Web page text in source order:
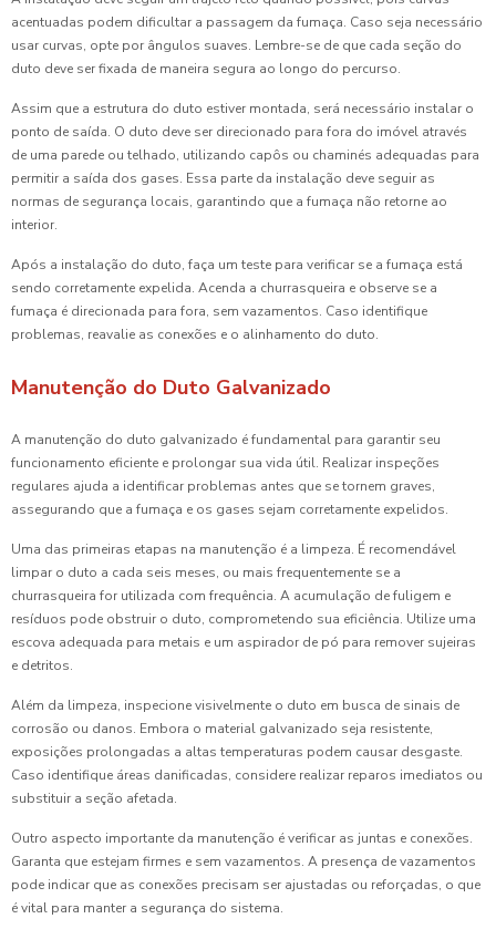
acentuadas podem dificultar a passagem da fumaça. Caso seja necessário
usar curvas, opte por ângulos suaves. Lembre-se de que cada seção do
duto deve ser fixada de maneira segura ao longo do percurso.
Assim que a estrutura do duto estiver montada, será necessário instalar o
ponto de saída. O duto deve ser direcionado para fora do imóvel através
de uma parede ou telhado, utilizando capôs ou chaminés adequadas para
permitir a saída dos gases. Essa parte da instalação deve seguir as
normas de segurança locais, garantindo que a fumaça não retorne ao
interior.
Após a instalação do duto, faça um teste para verificar se a fumaça está
sendo corretamente expelida. Acenda a churrasqueira e observe se a
fumaça é direcionada para fora, sem vazamentos. Caso identifique
problemas, reavalie as conexões e o alinhamento do duto.
Manutenção do Duto Galvanizado
A manutenção do duto galvanizado é fundamental para garantir seu
funcionamento eficiente e prolongar sua vida útil. Realizar inspeções
regulares ajuda a identificar problemas antes que se tornem graves,
assegurando que a fumaça e os gases sejam corretamente expelidos.
Uma das primeiras etapas na manutenção é a limpeza. É recomendável
limpar o duto a cada seis meses, ou mais frequentemente se a
churrasqueira for utilizada com frequência. A acumulação de fuligem e
resíduos pode obstruir o duto, comprometendo sua eficiência. Utilize uma
escova adequada para metais e um aspirador de pó para remover sujeiras
e detritos.
Além da limpeza, inspecione visivelmente o duto em busca de sinais de
corrosão ou danos. Embora o material galvanizado seja resistente,
exposições prolongadas a altas temperaturas podem causar desgaste.
Caso identifique áreas danificadas, considere realizar reparos imediatos ou
substituir a seção afetada.
Outro aspecto importante da manutenção é verificar as juntas e conexões.
Garanta que estejam firmes e sem vazamentos. A presença de vazamentos
pode indicar que as conexões precisam ser ajustadas ou reforçadas, o que
é vital para manter a segurança do sistema.